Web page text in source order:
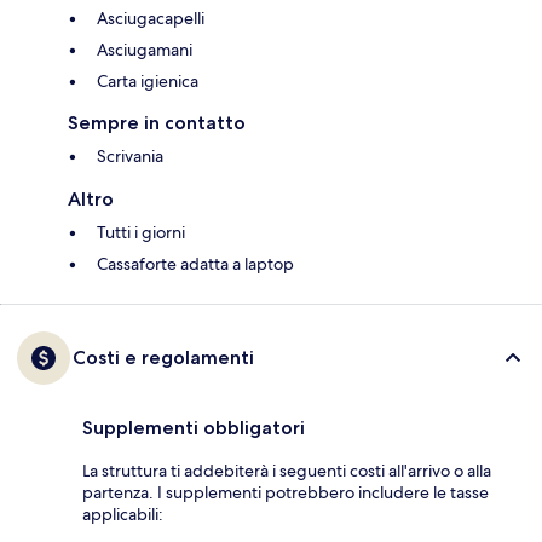
Asciugacapelli
Asciugamani
Carta igienica
Sempre in contatto
Scrivania
Altro
Tutti i giorni
Cassaforte adatta a laptop
Costi e regolamenti
Supplementi obbligatori
La struttura ti addebiterà i seguenti costi all'arrivo o alla
partenza. I supplementi potrebbero includere le tasse
applicabili: